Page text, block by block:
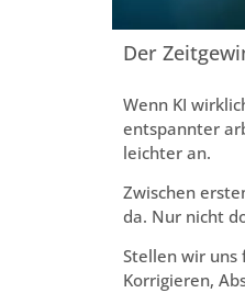
Der
Wenn KI
entspannter
leichter an.
Zwischen
da. Nur nicht
Stellen wir uns
Korrigieren,